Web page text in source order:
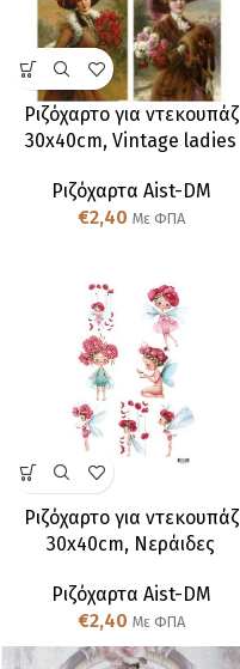
Ριζόχαρτo για ντεκουπάζ
30x40cm, Vintage ladies
Ριζόχαρτα Aist-DM
€2,40 Με ΦΠΑ
Ριζόχαρτo για ντεκουπάζ
30x40cm, Νεράιδες
Ριζόχαρτα Aist-DM
€2,40 Με ΦΠΑ